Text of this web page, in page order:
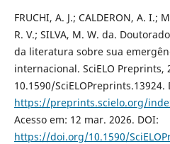
FRUCHI, A. J.; CALDERON, A. I.;
R. V.; SILVA, M. W. da.
da literatura sobre sua
internacional. SciELO Preprints,
10.1590/
https://preprints.scielo.org/
Acesso em: 12 mar. 2026. DOI:
https://doi.org/10.1590/